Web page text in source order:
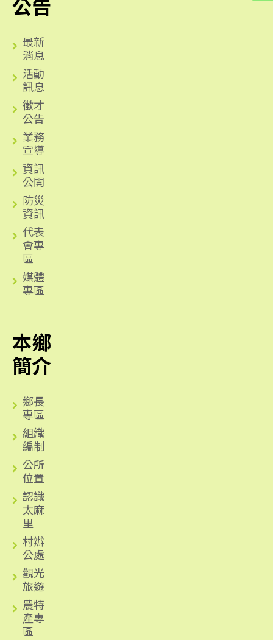
公告
最新
消息
活動
訊息
徵才
公告
業務
宣導
資訊
公開
防災
資訊
代表
會專
區
媒體
專區
本鄉
簡介
鄉長
專區
組織
編制
公所
位置
認識
太麻
里
村辦
公處
觀光
旅遊
農特
產專
區